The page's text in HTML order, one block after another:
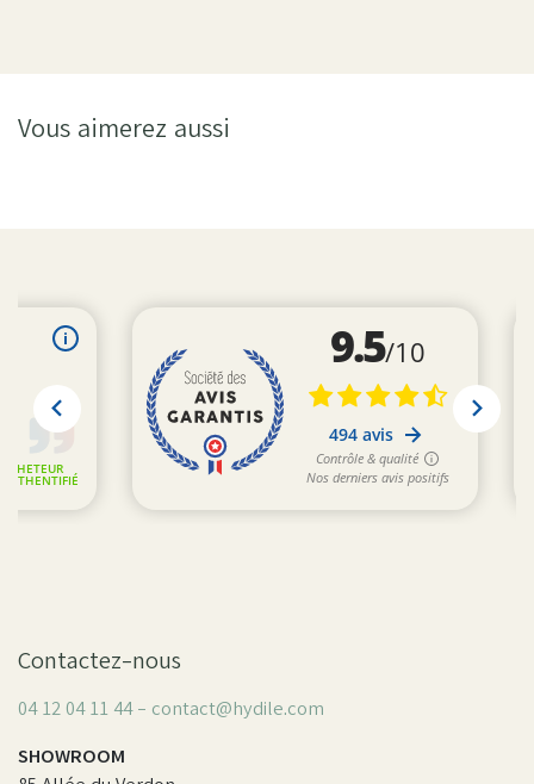
Vous aimerez aussi
Contactez-nous
04 12 04 11 44 - contact@hydile.com
SHOWROOM